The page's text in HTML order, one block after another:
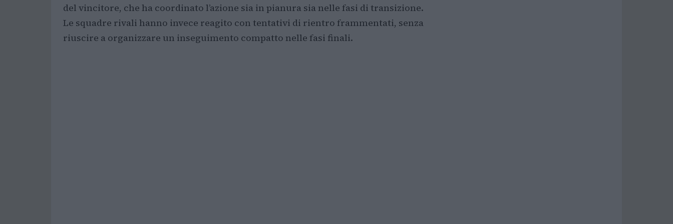
del vincitore, che ha coordinato l’azione sia in pianura sia nelle fasi di transizione.
Le squadre rivali hanno invece reagito con tentativi di rientro frammentati, senza
riuscire a organizzare un inseguimento compatto nelle fasi finali.